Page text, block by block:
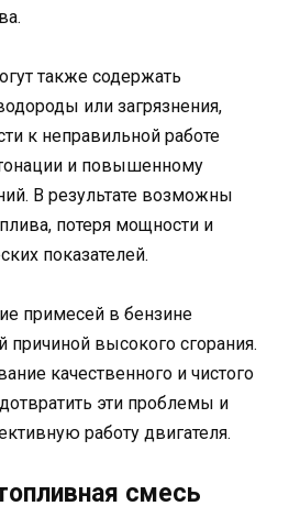
также содержать
или загрязнения,
к неправильной работе
и повышенному
В результате возможны
потеря мощности и
показателей.
примесей в бензине
причиной высокого сгорания.
качественного и чистого
эти проблемы и
работу двигателя.
смесь